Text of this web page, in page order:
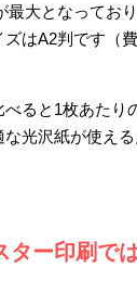
最大となってお
はA2判です（
ると1枚あたり
光沢紙が使え
ター印刷で